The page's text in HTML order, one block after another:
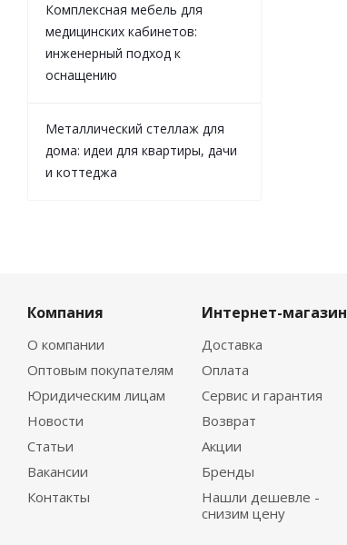
Комплексная мебель для
медицинских кабинетов:
инженерный подход к
оснащению
Металлический стеллаж для
дома: идеи для квартиры, дачи
и коттеджа
Компания
О компании
Оптовым покупателям
Юридическим лицам
Новости
Статьи
Вакансии
Контакты
Интернет-магазин
Доставка
Оплата
Сервис и гарантия
Возврат
Акции
Бренды
Нашли дешевле -
снизим цену